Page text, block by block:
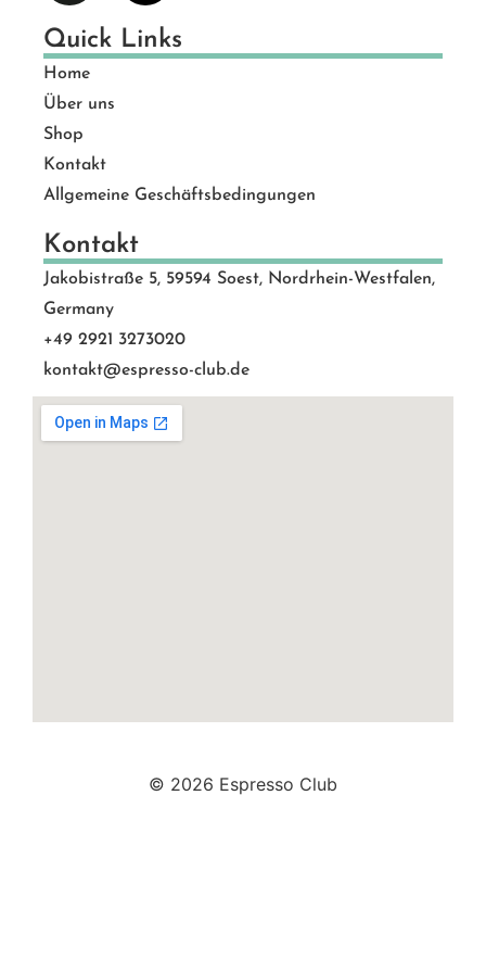
Quick Links
Home
Über uns
Shop
Kontakt
Allgemeine Geschäftsbedingungen
Kontakt
Jakobistraße 5, 59594 Soest, Nordrhein-Westfalen,
Germany
+49 2921 3273020
kontakt@espresso-club.de
© 2026 Espresso Club